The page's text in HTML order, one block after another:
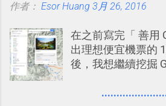
2016 年新增 ： 如
2016/7/7 新增 ：
帳？我的理財計畫
2016/7/13 新增：
2016/8 新增：
（或是沒有好的印
提供了印照片的服
可以立即拿到，操
之前我在電腦玩物
方便教學 」。這
作者： Esor Huang 3月 26, 2016
在之前寫完「 善用
出理想便宜機票的
後，我想繼續挖掘
入的來聊聊